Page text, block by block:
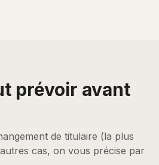
prévoir avant
de titulaire (la plus
cas, on vous précise par